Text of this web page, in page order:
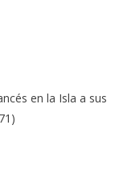
en la Isla a sus